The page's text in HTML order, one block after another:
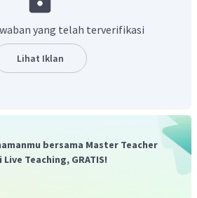
yang bertindak sebagai asam Lewis
yang telah terverifikasi
Lihat Iklan
bersama Master Teacher
Live Teaching, GRATIS!